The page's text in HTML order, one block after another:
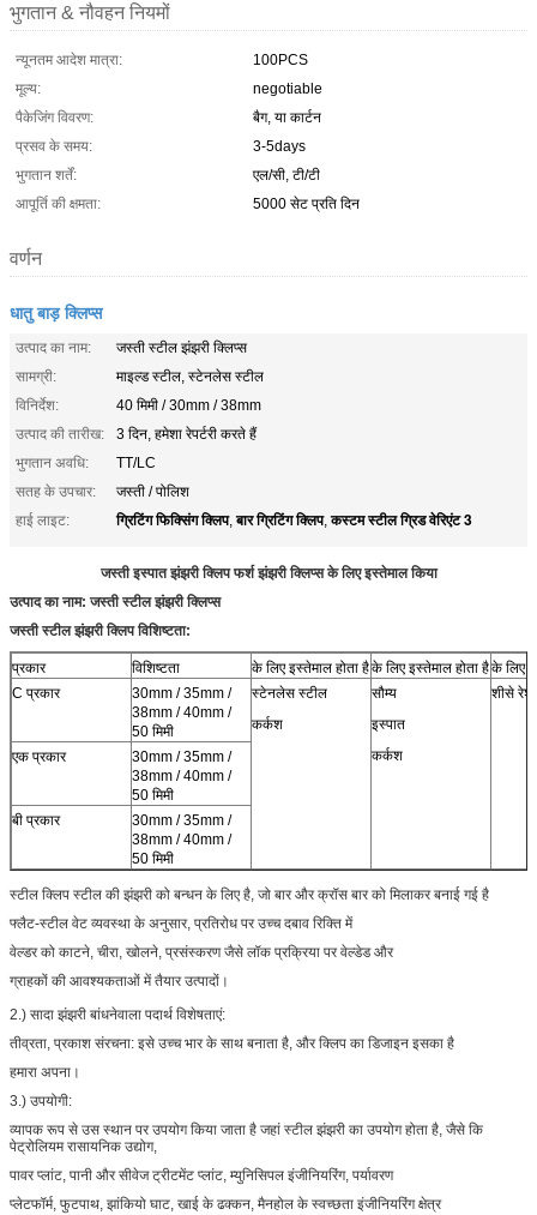
भुगतान & नौवहन नियमों
न्यूनतम आदेश मात्रा:
100PCS
मूल्य:
negotiable
पैकेजिंग विवरण:
बैग, या कार्टन
प्रसव के समय:
3-5days
भुगतान शर्तें:
एल/सी, टी/टी
आपूर्ति की क्षमता:
5000 सेट प्रति दिन
वर्णन
धातु बाड़ क्लिप्स
उत्पाद का नाम:
जस्ती स्टील झंझरी क्लिप्स
सामग्री:
माइल्ड स्टील, स्टेनलेस स्टील
विनिर्देश:
40 मिमी / 30mm / 38mm
उत्पाद की तारीख:
3 दिन, हमेशा रेपर्टरी करते हैं
भुगतान अवधि:
TT/LC
सतह के उपचार:
जस्ती / पोलिश
हाई लाइट:
ग्रिटिंग फिक्सिंग क्लिप,बार ग्रिटिंग क्लिप,कस्टम स्टील ग्रिड वेरिएंट 3
जस्ती इस्पात झंझरी क्लिप फर्श झंझरी क्लिप्स के लिए इस्तेमाल किया
उत्पाद का नाम: जस्ती स्टील झंझरी क्लिप्स
जस्ती स्टील झंझरी क्लिप विशिष्टता:
प्रकार विशिष्टता के लिए इस्तेमाल होता हैके लिए इस्तेमाल होता हैके लिए
C प्रकार
30mm / 35mm /
38mm / 40mm /
50 मिमी
स्टेनलेस स्टील
कर्कश
सौम्य
इस्पात
कर्कश
शीसे
एक प्रकार
30mm / 35mm /
38mm / 40mm /
50 मिमी
बी प्रकार
30mm / 35mm /
38mm / 40mm /
50 मिमी
स्टील क्लिप स्टील की झंझरी को बन्धन के लिए है, जो बार और क्रॉस बार को मिलाकर बनाई गई है
फ्लैट-स्टील वेट व्यवस्था के अनुसार, प्रतिरोध पर उच्च दबाव रिक्ति में
वेल्डर को काटने, चीरा, खोलने, प्रसंस्करण जैसे लॉक प्रक्रिया पर वेल्डेड और
ग्राहकों की आवश्यकताओं में तैयार उत्पादों।
2.) सादा झंझरी बांधनेवाला पदार्थ विशेषताएं:
तीव्रता, प्रकाश संरचना: इसे उच्च भार के साथ बनाता है, और क्लिप का डिजाइन इसका है
हमारा अपना।
3.) उपयोगी:
व्यापक रूप से उस स्थान पर उपयोग किया जाता है जहां स्टील झंझरी का उपयोग होता है, जैसे कि
पेट्रोलियम रासायनिक उद्योग,
पावर प्लांट, पानी और सीवेज ट्रीटमेंट प्लांट, म्युनिसिपल इंजीनियरिंग, पर्यावरण
प्लेटफॉर्म, फुटपाथ, झांकियो घाट, खाई के ढक्कन, मैनहोल के स्वच्छता इंजीनियरिंग क्षेत्र